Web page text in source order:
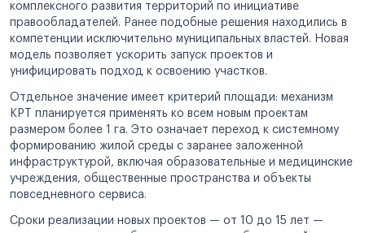
комплексного развития территорий по инициативе
правообладателей. Ранее подобные решения находились в
компетенции исключительно муниципальных властей. Новая
модель позволяет ускорить запуск проектов и
унифицировать подход к освоению участков.
Отдельное значение имеет критерий площади: механизм
КРТ планируется применять ко всем новым проектам
размером более 1 га. Это означает переход к системному
формированию жилой среды с заранее заложенной
инфраструктурой, включая образовательные и медицинские
учреждения, общественные пространства и объекты
повседневного сервиса.
Сроки реализации новых проектов — от 10 до 15 лет —